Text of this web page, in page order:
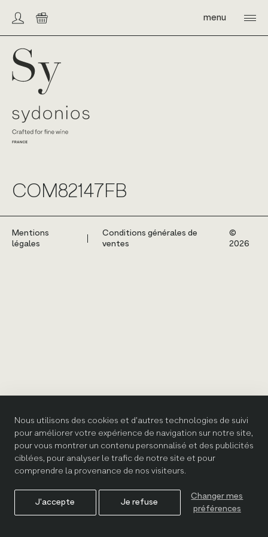
Nous utilisons des cookies et d'autres technologies de suivi
pour améliorer votre expérience de navigation sur notre site,
pour vous montrer un contenu personnalisé et des publicités
ciblées, pour analyser le trafic de notre site et pour
comprendre la provenance de nos visiteurs.
J'accepte Je refuse
Changer mes
préférences
contentCompte/connexion
Panier menu
COM82147FB
Mentions
légales
Conditions générales de
ventes
©️
2026